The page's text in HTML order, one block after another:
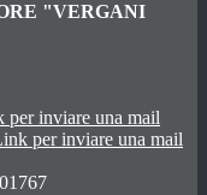
"VERGANI
per inviare una mail
per inviare una mail